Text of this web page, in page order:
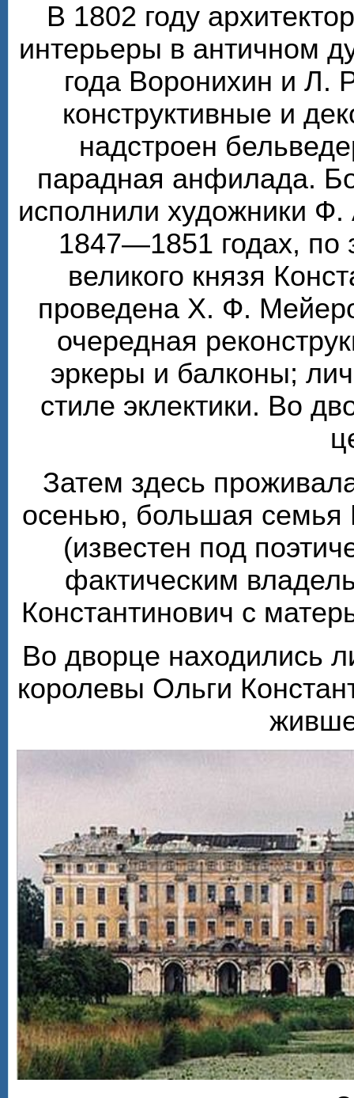
В 1802 году
интерьеры в античном
года Воронихин и Л.
конструктивные и
надстроен
парадная анфилада.
исполнили художники
1847—1851 годах, по
великого князя
проведена Х. Ф.
очередная
эркеры и балконы;
стиле эклектики. Во
Затем здесь
осенью, большая семья
(известен под
фактическим
Константинович с
Во дворце находились
королевы Ольги